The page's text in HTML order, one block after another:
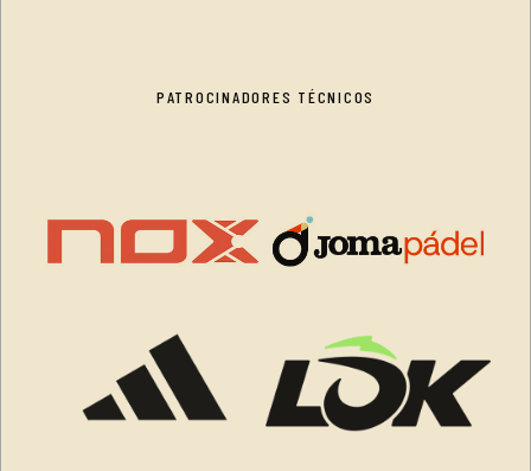
PATROCINADORES TÉCNICOS